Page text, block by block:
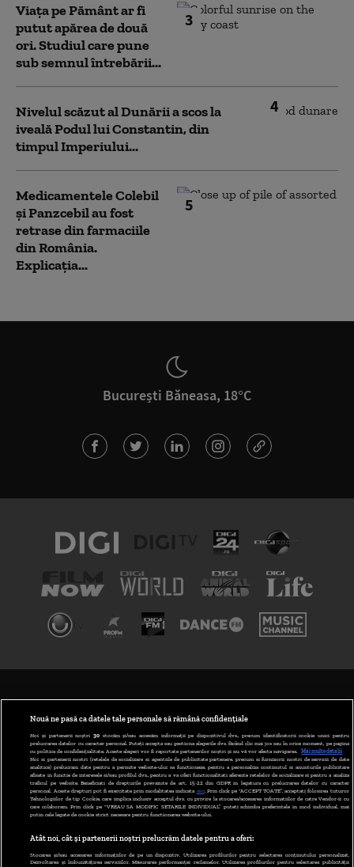
3
Viața pe Pământ ar fi
putut apărea de două
ori. Studiul care pune
sub semnul întrebării...
4
Nivelul scăzut al Dunării a scos la
iveală Podul lui Constantin, din
timpul Imperiului...
5
Medicamentele Colebil
și Panzcebil au fost
retrase din farmaciile
din România.
Explicația...
București Băneasa, 18°C
ABONARE DIGI TV
GESTIONAȚI PREFERINȚELE
CODUL DIGI24
CAMERE WEB
CONTACT/INFO
Nouă ne pasă ca datele tale personale să rămână confidențiale
Noi și partenerii noștri 30stocăm și/sau accesăm informații pe dispozitivul dvs., precum identificatorii cookie unici pentru
prelucrarea datelor cu caracter personal. Puteți accepta sau gestiona alegerile dvs. făcând clic mai jos sau în orice moment, pe pagina
cu politica de confidențialitate. Aceste alegeri vor fi raportate partenerilor noștri și nu vă vor afecta navigarea.
Mai multe detalii
Noi si partenerii nostri (retelele de socializare si agentiile de publicitate partenere, precum si furnizorii nostri de servicii de date
analitice) prelucram date pentru a permite website-ului sa functioneze, pentru a personaliza continutul si anunturile publicitare
afisate in functie de interesele si/sau profilul dvs., pentru a va oferi functionalitati aferente retelelor de socializare si pentru a analiza
traficul pe website. Beneficiati de drepturile prevazute de art. 15-22 din GDPR in legatura cu prelucrarea datelor cu caracter
personal. Aceste drepturi pot fi exercitate prin modalitatea indicata aici. Prin click pe “ACCEPT TOATE”, acceptati folosirea tuturor
Tehnologiilor de tip Cookie, care implica inclusiv acceptul dvs. cu privire la stocarea/accesarea informatiilor de catre Vendor-ii cu
care colaboram. Prin click pe “VREAU SA MODIFIC SETARILE INDIVIDUAL” puteti schimba preferintele in mod individual, mai
putin cele legate de cookie strict necesare pentru functionarea website-ului.
Atât noi, cât și partenerii noștri prelucrăm datele pentru a oferi:
Stocarea și/sau accesarea informațiilor de pe un dispozitiv. Utilizarea profilurilor pentru selectarea conținutului personalizat.
Dezvoltarea și îmbunătățirea serviciilor. Măsurarea performanței reclamelor. Utilizarea profilurilor pentru selectarea publicității